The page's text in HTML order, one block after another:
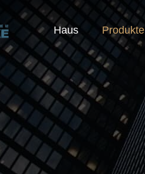
Haus Produkte